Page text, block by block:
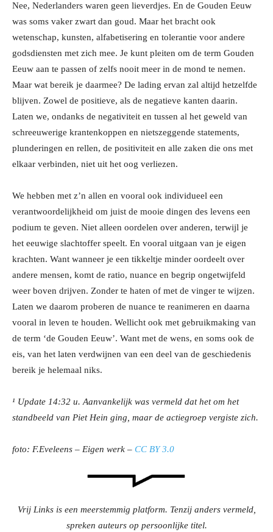
Nee, Nederlanders waren geen lieverdjes. En de Gouden Eeuw
was soms vaker zwart dan goud. Maar het bracht ook
wetenschap, kunsten, alfabetisering en tolerantie voor andere
godsdiensten met zich mee. Je kunt pleiten om de term Gouden
Eeuw aan te passen of zelfs nooit meer in de mond te nemen.
Maar wat bereik je daarmee? De lading ervan zal altijd hetzelfde
blijven. Zowel de positieve, als de negatieve kanten daarin.
Laten we, ondanks de negativiteit en tussen al het geweld van
schreeuwerige krantenkoppen en nietszeggende statements,
plunderingen en rellen, de positiviteit en alle zaken die ons met
elkaar verbinden, niet uit het oog verliezen.
We hebben met z’n allen en vooral ook individueel een
verantwoordelijkheid om juist de mooie dingen des levens een
podium te geven. Niet alleen oordelen over anderen, terwijl je
het eeuwige slachtoffer speelt. En vooral uitgaan van je eigen
krachten. Want wanneer je een tikkeltje minder oordeelt over
andere mensen, komt de ratio, nuance en begrip ongetwijfeld
weer boven drijven. Zonder te haten of met de vinger te wijzen.
Laten we daarom proberen de nuance te reanimeren en daarna
vooral in leven te houden. Wellicht ook met gebruikmaking van
de term ‘de Gouden Eeuw’. Want met de wens, en soms ook de
eis, van het laten verdwijnen van een deel van de geschiedenis
bereik je helemaal niks.
¹ Update 14:32 u. Aanvankelijk was vermeld dat het om het
standbeeld van Piet Hein ging, maar de actiegroep vergiste zich.
foto: F.Eveleens – Eigen werk – CC BY 3.0
Vrij Links is een meerstemmig platform. Tenzij anders vermeld,
spreken auteurs op persoonlijke titel.